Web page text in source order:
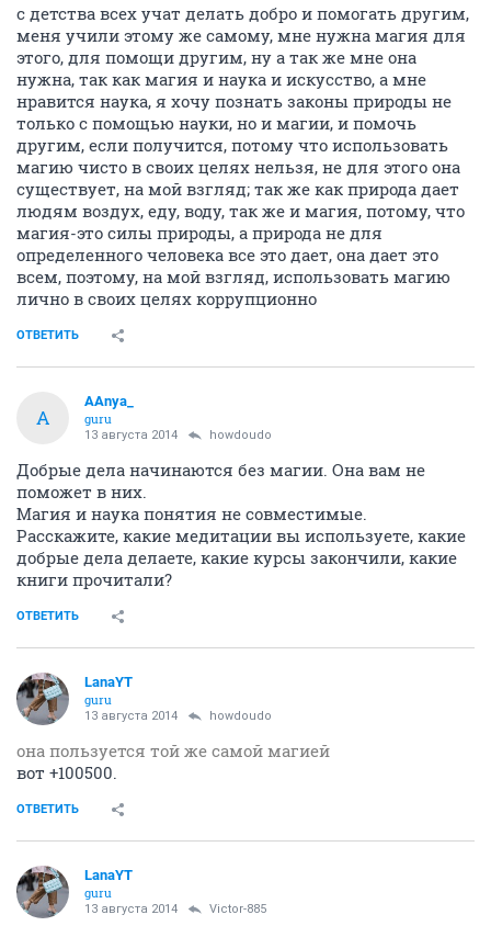
с детства всех учат делать добро и помогать другим,
меня учили этому же самому, мне нужна магия для
этого, для помощи другим, ну а так же мне она
нужна, так как магия и наука и искусство, а мне
нравится наука, я хочу познать законы природы не
только с помощью науки, но и магии, и помочь
другим, если получится, потому что использовать
магию чисто в своих целях нельзя, не для этого она
существует, на мой взгляд; так же как природа дает
людям воздух, еду, воду, так же и магия, потому, что
магия-это силы природы, а природа не для
определенного человека все это дает, она дает это
всем, поэтому, на мой взгляд, использовать магию
лично в своих целях коррупционно
ОТВЕТИТЬ
A
AAnya_
guru
13 августа 2014 howdoudo
Добрые дела начинаются без магии. Она вам не
поможет в них.
Магия и наука понятия не совместимые.
Расскажите, какие медитации вы используете, какие
добрые дела делаете, какие курсы закончили, какие
книги прочитали?
ОТВЕТИТЬ
LanaYT
guru
13 августа 2014 howdoudo
она пользуется той же самой магией
вот +100500.
ОТВЕТИТЬ
LanaYT
guru
13 августа 2014 Victor-885